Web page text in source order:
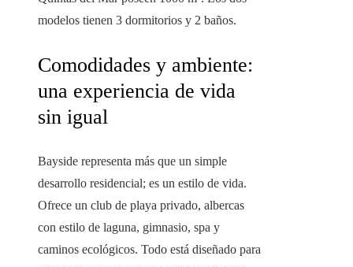
modelos tienen 3 dormitorios y 2 baños.
Comodidades y ambiente:
una experiencia de vida
sin igual
Bayside representa más que un simple
desarrollo residencial; es un estilo de vida.
Ofrece un club de playa privado, albercas
con estilo de laguna, gimnasio, spa y
caminos ecológicos. Todo está diseñado para